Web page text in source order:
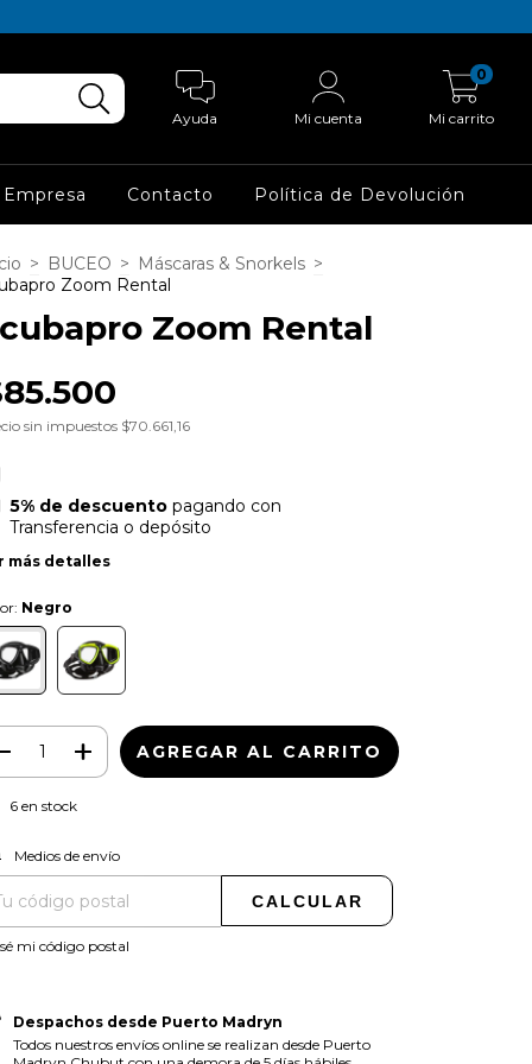
Ayuda Mi cuenta Mi carrito
0
Empresa Contacto Política de Devolución
> BUCEO > Máscaras & Snorkels >
Zoom Rental
Zoom Rental
sin impuestos $70.661,16
5% de descuentopagando con
Transferencia o depósito
más detalles
Negro
6en stock
para el CP:
Medios de envío
CALCULAR
mi código postal
Despachos desde Puerto Madryn
Todos nuestros envíos online se realizan desde Puerto